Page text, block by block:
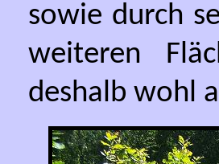
sowie durch
weiteren
deshalb wohl